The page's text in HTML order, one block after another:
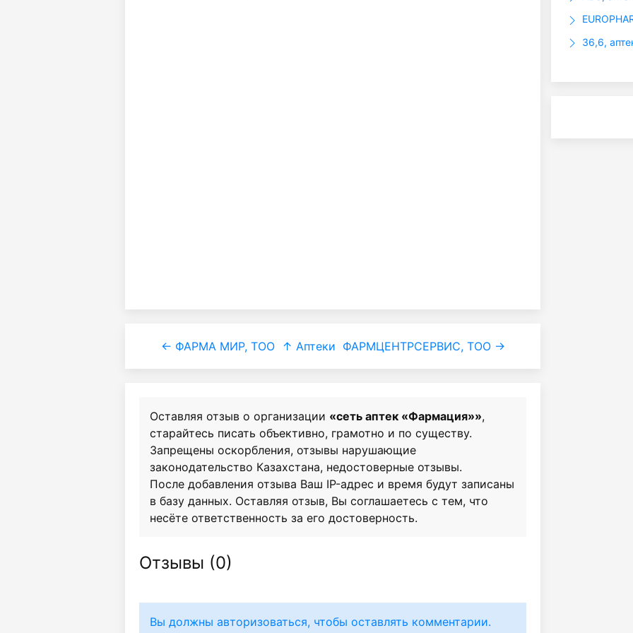
← ФАРМА МИР, ТОО ↑ Аптеки ФАРМЦЕНТРСЕРВИС, ТОО →
Оставляя отзыв о организации «сеть аптек «Фармация»»,
старайтесь писать объективно, грамотно и по существу.
Запрещены оскорбления, отзывы нарушающие
законодательство Казахстана, недостоверные отзывы.
После добавления отзыва Ваш IP-адрес и время будут записаны
в базу данных. Оставляя отзыв, Вы соглашаетесь с тем, что
несёте ответственность за его достоверность.
Отзывы (0)
Вы должны авторизоваться, чтобы оставлять комментарии.
36,6,